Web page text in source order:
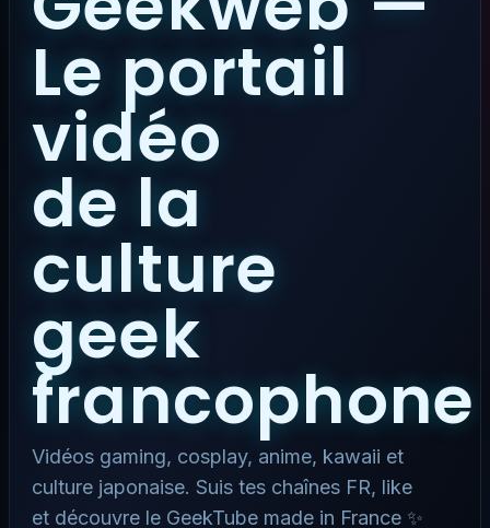
Le portail
vidéo
de la
culture
geek
francophone
Vidéos gaming, cosplay, anime, kawaii et
culture japonaise. Suis tes chaînes FR, like
et découvre le GeekTube made in France ✨